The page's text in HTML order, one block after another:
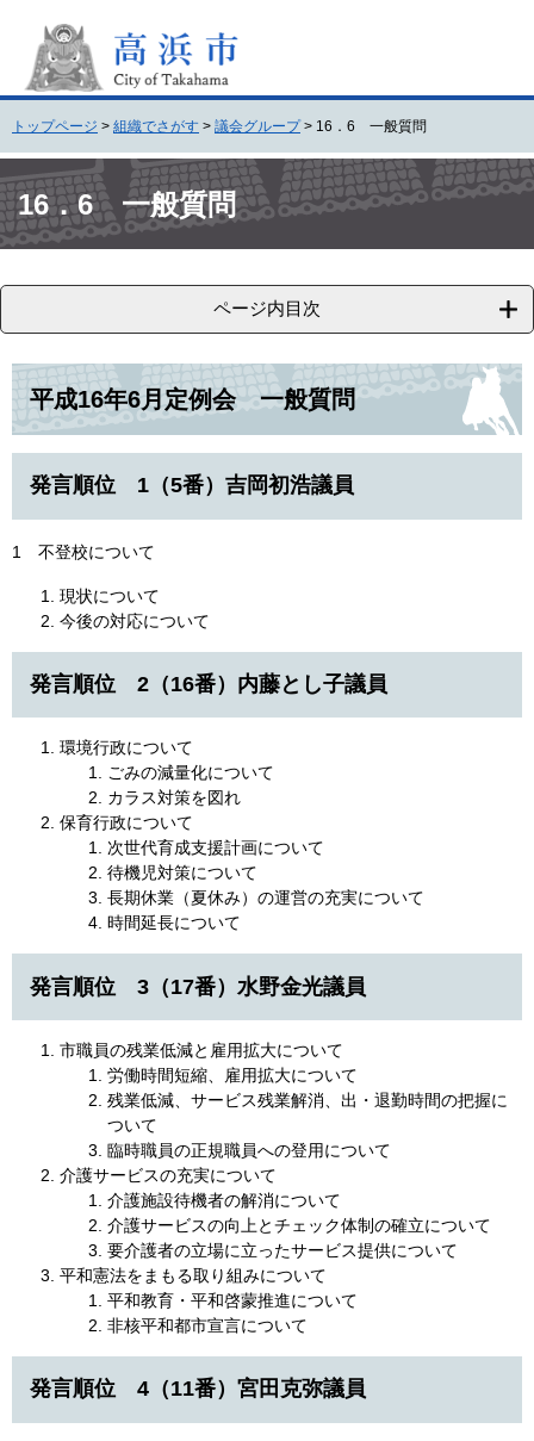
頭
で
す
。
飛
ば
し
て
本
へ
トップページ > 組織でさがす > 議会グループ > 16．6 一般質問
文 16．6 一般質問
ページ内目次
平成16年6月定例会 一般質問
発言順位 1（5番）吉岡初浩議員
1 不登校について
現状について
今後の対応について
発言順位 2（16番）内藤とし子議員
環境行政について
ごみの減量化について
カラス対策を図れ
保育行政について
次世代育成支援計画について
待機児対策について
長期休業（夏休み）の運営の充実について
時間延長について
発言順位 3（17番）水野金光議員
市職員の残業低減と雇用拡大について
労働時間短縮、雇用拡大について
残業低減、サービス残業解消、出・退勤時間の把握に
ついて
臨時職員の正規職員への登用について
介護サービスの充実について
介護施設待機者の解消について
介護サービスの向上とチェック体制の確立について
要介護者の立場に立ったサービス提供について
平和憲法をまもる取り組みについて
平和教育・平和啓蒙推進について
非核平和都市宣言について
発言順位 4（11番）宮田克弥議員